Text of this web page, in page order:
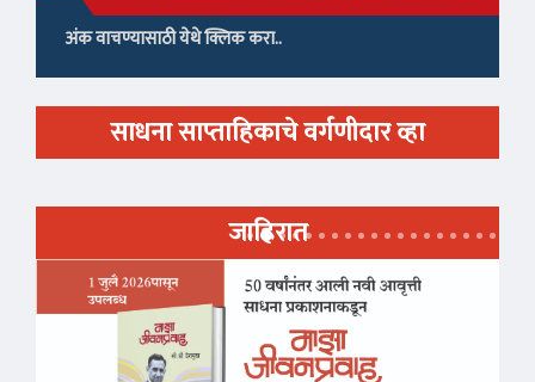
अंक वाचण्यासाठी येथे क्लिक करा..
साधना साप्ताहिकाचे वर्गणीदार व्हा
जाहिरात